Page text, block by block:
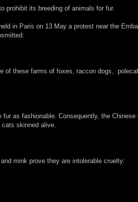
prohibit its breeding of animals for fur.
in Paris on 13 May a protest near the
:
of these farms of foxes, raccon dogs,
fur as fashionable. Consequently, the Chinese
skinned alive.
mink prove they are intolerable cruelty: